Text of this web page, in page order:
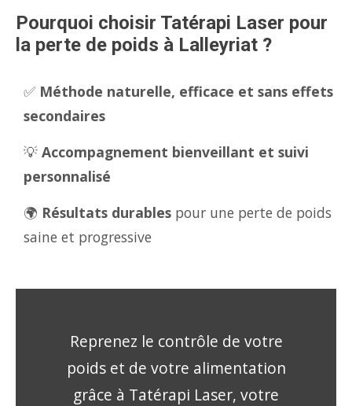
Pourquoi choisir Tatérapi Laser pour
la perte de poids à Lalleyriat ?
✅ Méthode naturelle, efficace et sans effets
secondaires
💡 Accompagnement bienveillant et suivi
personnalisé
🌍 Résultats durables pour une perte de poids
saine et progressive
Reprenez le contrôle de votre
poids et de votre alimentation
grâce à Tatérapi Laser, votre